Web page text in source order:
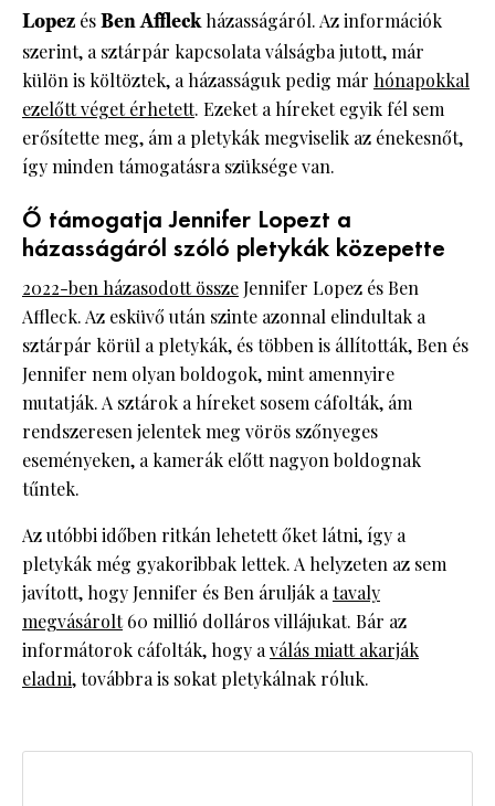
Lopez ésBen Affleckházasságáról. Az információk
szerint, a sztárpár kapcsolata válságba jutott, már
külön is költöztek, a házasságuk pedig már hónapokkal
ezelőtt véget érhetett. Ezeket a híreket egyik fél sem
erősítette meg, ám a pletykák megviselik az énekesnőt,
így minden támogatásra szüksége van.
Ő támogatja Jennifer Lopezt a
házasságáról szóló pletykák közepette
2022-ben házasodott összeJennifer Lopez és Ben
Affleck. Az esküvő után szinte azonnal elindultak a
sztárpár körül a pletykák, és többen is állították, Ben és
Jennifer nem olyan boldogok, mint amennyire
mutatják. A sztárok a híreket sosem cáfolták, ám
rendszeresen jelentek meg vörös szőnyeges
eseményeken, a kamerák előtt nagyon boldognak
tűntek.
Az utóbbi időben ritkán lehetett őket látni, így a
pletykák még gyakoribbak lettek. A helyzeten az sem
javított, hogy Jennifer és Ben árulják atavaly
megvásárolt60 millió dolláros villájukat. Bár az
informátorok cáfolták, hogy aválás miatt akarják
eladni, továbbra is sokat pletykálnak róluk.